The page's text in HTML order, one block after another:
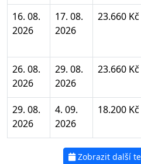
16. 08.
2026
17. 08.
2026
23.660 Kč
26. 08.
2026
29. 08.
2026
23.660 Kč
29. 08.
2026
4. 09.
2026
18.200 Kč
Zobrazit další